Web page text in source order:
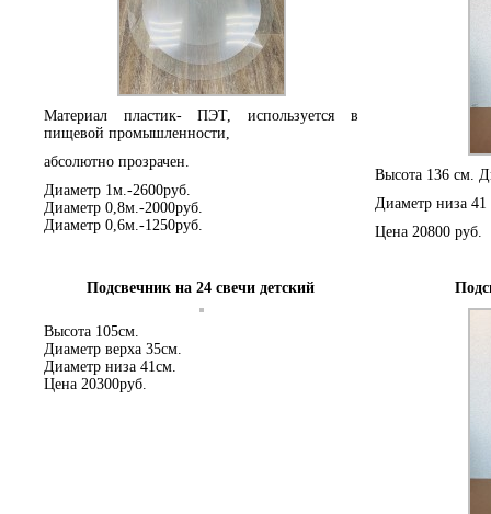
Материал пластик- ПЭТ, используется в
пищевой промышленности,
абсолютно прозрачен.
Диаметр 1м.-2600руб.
Диаметр 0,8м.-2000руб.
Диаметр 0,6м.-1250руб.
Высота 136 см.
Диаметр низа 41
Цена 20800 руб.
Подсвечник на 24 свечи детский
Высота 105см.
Диаметр верха 35см.
Диаметр низа 41см.
Цена 20300руб.